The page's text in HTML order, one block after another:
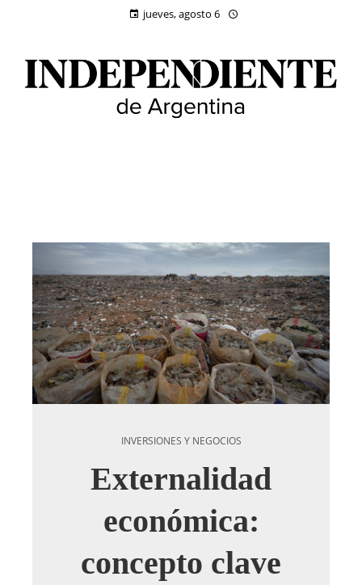
jueves, agosto 6
INVERSIONES Y NEGOCIOS
Externalidad
económica:
concepto clave